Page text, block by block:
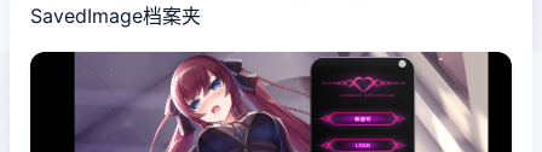
SavedImage档案夹